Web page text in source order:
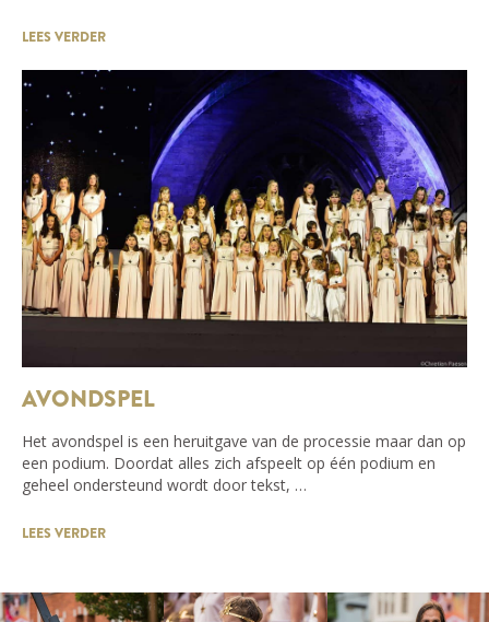
LEES VERDER
AVONDSPEL
Het avondspel is een heruitgave van de processie maar dan op
een podium. Doordat alles zich afspeelt op één podium en
geheel ondersteund wordt door tekst, …
LEES VERDER